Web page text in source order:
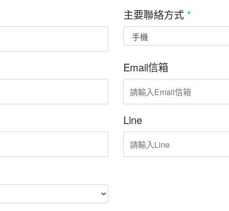
主要聯絡方式 *
Email信箱
Line